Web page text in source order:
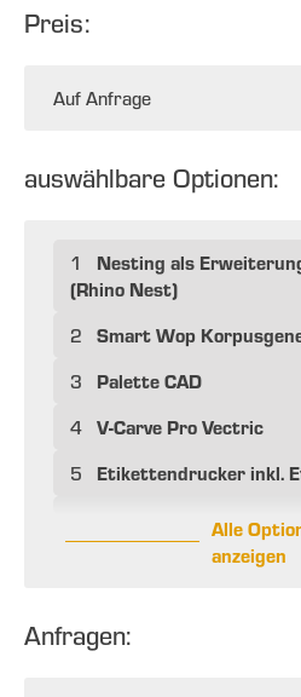
Preis:
Auf Anfrage
auswählbare Optionen:
1
Nesting als
(Rhino Nest)
2 Smart Wop
3 Palette CAD
4 V-Carve Pro Vectric
5 Etikettendrucker inkl.
Alle
anzeigen
Anfragen: